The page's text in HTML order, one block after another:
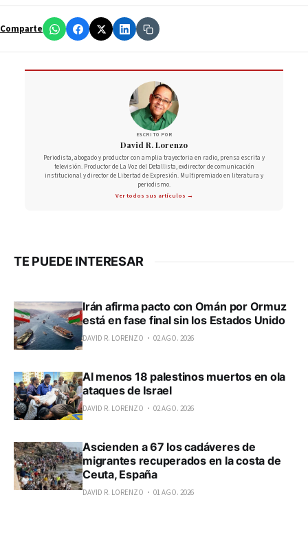
Comparte
ESCRITO POR
David R. Lorenzo
Periodista, abogado y productor con amplia trayectoria en radio, prensa escrita y
televisión. Productor de La Voz del Detallista, exdirector de comunicación
institucional y director de Libertad de Expresión. Multipremiado en literatura y
periodismo.
Ver todos sus artículos →
TE PUEDE INTERESAR
Irán afirma pacto con Omán por Ormuz
está en fase final sin los Estados Unido
DAVID R. LORENZO 02 AGO. 2026
Al menos 18 palestinos muertos en ola
ataques de Israel
DAVID R. LORENZO 02 AGO. 2026
Ascienden a 67 los cadáveres de
migrantes recuperados en la costa de
Ceuta, España
DAVID R. LORENZO 01 AGO. 2026